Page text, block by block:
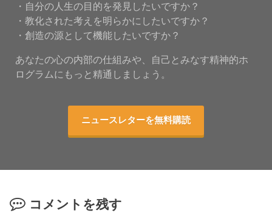
・自分の人生の目的を発見したいですか？
・教化された考えを明らかにしたいですか？
・創造の源として機能したいですか？
あなたの心の内部の仕組みや、自己とみなす精神的ホ
ログラムにもっと精通しましょう。
ニュースレターを無料購読
コメントを残す